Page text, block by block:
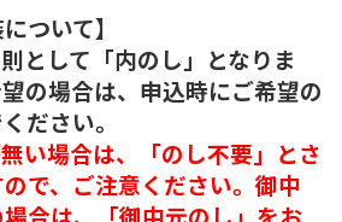
ついて】
として「内のし」となりま
の場合は、申込時にご希望の
ださい。
い場合は、「のし不要」とさ
で、ご注意ください。御中
合は、「御中元のし」をお